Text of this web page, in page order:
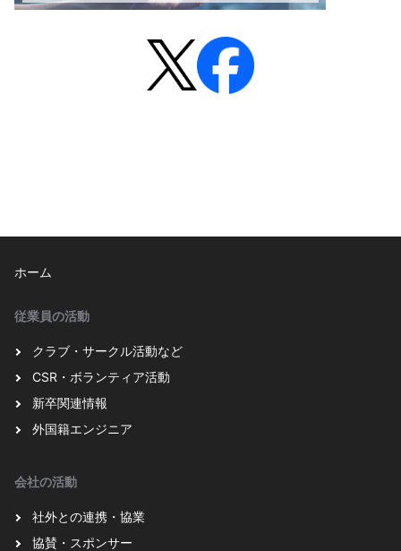
ホーム
従業員の活動
クラブ・サークル活動など
CSR・ボランティア活動
新卒関連情報
外国籍エンジニア
会社の活動
社外との連携・協業
協賛・スポンサー